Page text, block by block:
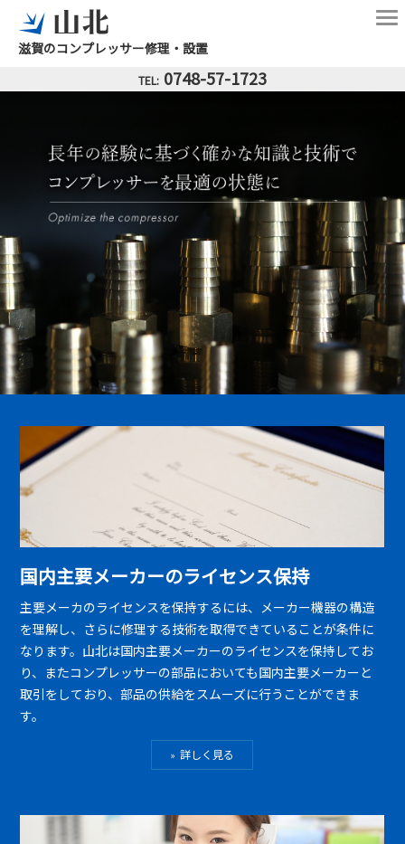
滋賀のコンプレッサー修理・設置
0748-57-1723
国内主要メーカーのライセンス保持
主要メーカのライセンスを保持するには、メーカー機器の構造
を理解し、さらに修理する技術を取得できていることが条件に
なります。山北は国内主要メーカーのライセンスを保持してお
り、またコンプレッサーの部品においても国内主要メーカーと
取引をしており、部品の供給をスムーズに行うことができま
す。
詳しく見る